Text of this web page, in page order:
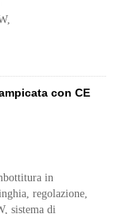
con CE
in
regolazione,
sistema di